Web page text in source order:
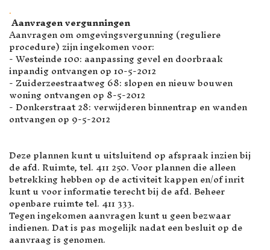
.
Aanvragen vergunningen
Aanvragen om omgevingsvergunning (reguliere
procedure) zijn ingekomen voor:
- Westeinde 100: aanpassing gevel en doorbraak
inpandig ontvangen op 10-5-2012
- Zuiderzeestraatweg 68: slopen en nieuw bouwen
woning ontvangen op 8-5-2012
- Donkerstraat 28: verwijderen binnentrap en wanden
ontvangen op 9-5-2012
Deze plannen kunt u uitsluitend op afspraak inzien bij
de afd. Ruimte, tel. 411 250. Voor plannen die alleen
betrekking hebben op de activiteit kappen en/of inrit
kunt u voor informatie terecht bij de afd. Beheer
openbare ruimte tel. 411 333.
Tegen ingekomen aanvragen kunt u geen bezwaar
indienen. Dat is pas mogelijk nadat een besluit op de
aanvraag is genomen.